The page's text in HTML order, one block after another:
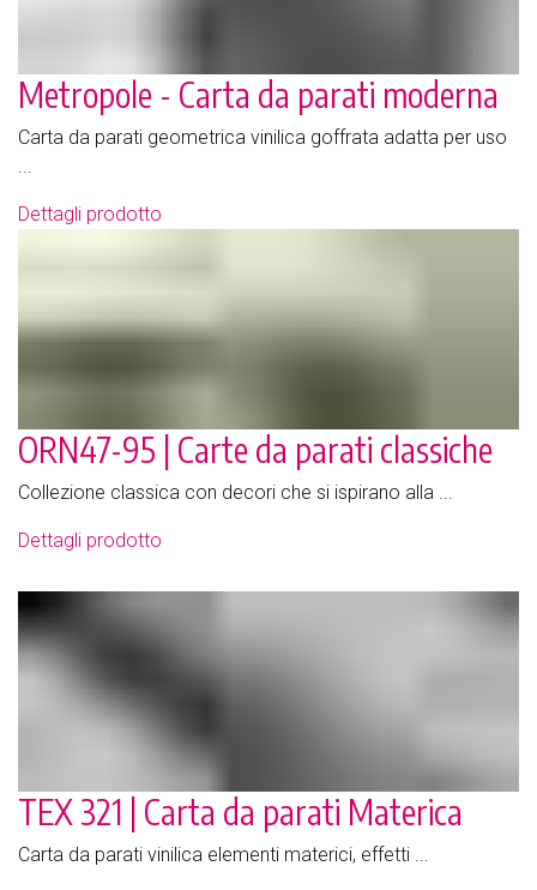
Metropole - Carta da parati moderna
Carta da parati geometrica vinilica goffrata adatta per uso
...
Dettagli prodotto
ORN47-95 | Carte da parati classiche
Collezione classica con decori che si ispirano alla ...
Dettagli prodotto
TEX 321 | Carta da parati Materica
Carta da parati vinilica elementi materici, effetti ...